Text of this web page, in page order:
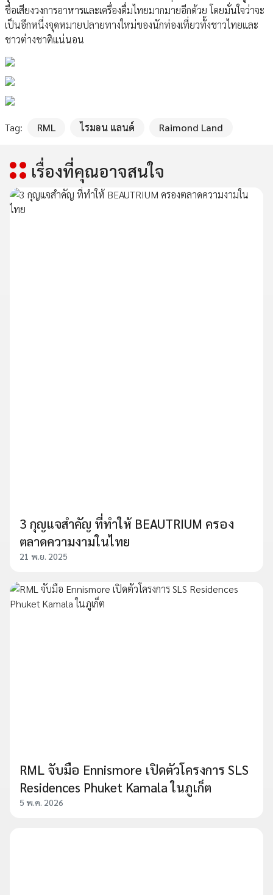
ชื่อเสียงวงการอาหารและเครื่องดื่มไทยมากมายอีกด้วย โดยมั่นใจว่าจะ
เป็นอีกหนึ่งจุดหมายปลายทางใหม่ของนักท่องเที่ยวทั้งชาวไทยและ
ชาวต่างชาติแน่นอน
Tag: RML ไรมอน แลนด์ Raimond Land
เรื่องที่คุณอาจสนใจ
3 กุญแจสำคัญ ที่ทำให้ BEAUTRIUM ครอง
ตลาดความงามในไทย
21 พ.ย. 2025
RML จับมือ Ennismore เปิดตัวโครงการ SLS
Residences Phuket Kamala ในภูเก็ต
5 พ.ค. 2026